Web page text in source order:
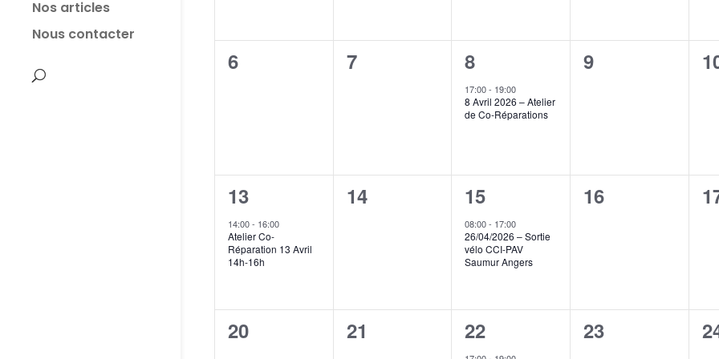
Nos articles
Nous contacter
0
6
0
7
1
évènement,
8
17:00- 19:00
8 Avril 2026 – Atelier
de Co-Réparations
0
9
0
1
évènement,
13
14:00- 16:00
Atelier Co-
Réparation 13 Avril
14h-16h
0
14
1
évènement,
15
08:00- 17:00
26/04/2026 – Sortie
vélo CCI-PAV
Saumur Angers
0
16
0
0
20
0
21
1
22
0
23
0